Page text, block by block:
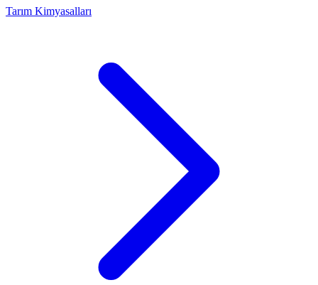
Tarım Kimyasalları